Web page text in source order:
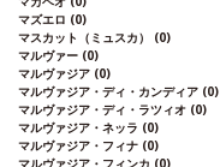
マズエロ (0)
マスカット（ミュスカ） (0)
マルヴァー (0)
マルヴァジア (0)
マルヴァジア・ディ・カンディア (0)
マルヴァジア・ディ・ラツィオ (0)
マルヴァジア・ネッラ (0)
マルヴァジア・フィナ (0)
マルヴァジア・フィンカ (0)